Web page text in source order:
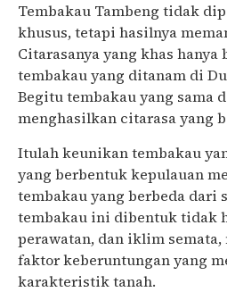
Tembakau Tambeng tidak
khusus, tetapi hasilnya
Citarasanya yang khas
tembakau yang ditanam di
Begitu tembakau yang sama
menghasilkan citarasa yang
Itulah keunikan tembakau
yang berbentuk kepulauan
tembakau yang berbeda dari
tembakau ini dibentuk tidak
perawatan, dan iklim
faktor keberuntungan yang
karakteristik tanah.